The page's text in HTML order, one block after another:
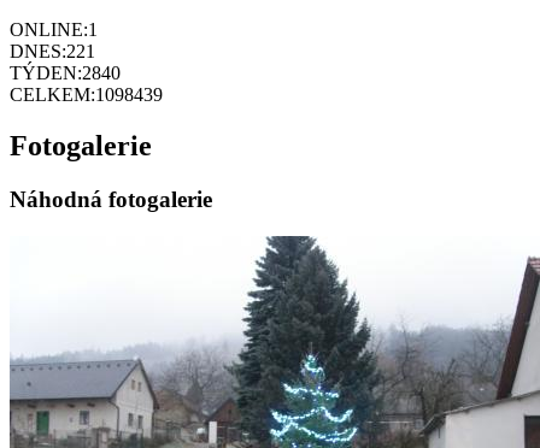
ONLINE:1
DNES:221
TÝDEN:2840
CELKEM:1098439
Fotogalerie
Náhodná fotogalerie